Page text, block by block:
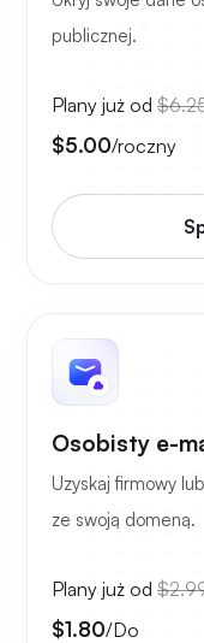
publicznej.
Plany już od
$5.00/roczny
Osobisty e-
Uzyskaj firmowy
ze swoją domeną.
Plany już od
$1.80/Do